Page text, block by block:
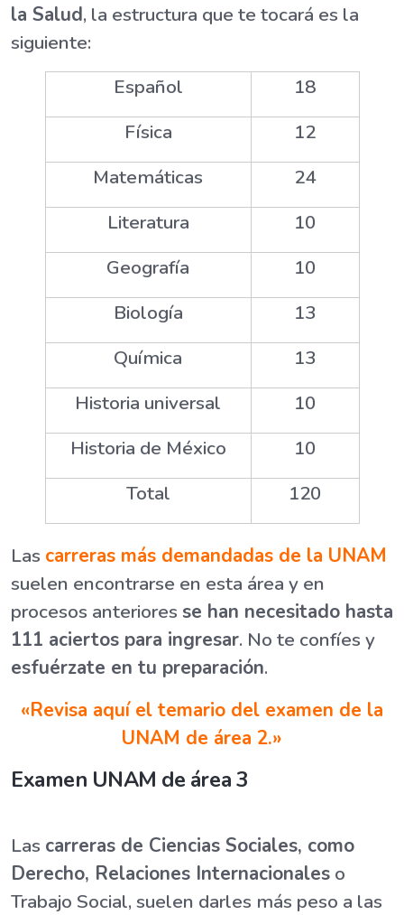
la Salud, la estructura que te tocará es la
siguiente:
Español
18
Física
12
Matemáticas
24
Literatura
10
Geografía
10
Biología
13
Química
13
Historia universal
10
Historia de México
10
Total
120
Las carreras más demandadas de la UNAM
suelen encontrarse en esta área y en
procesos anteriores se han necesitado hasta
111 aciertos para ingresar. No te confíes y
esfuérzate en tu preparación.
«Revisa aquí el temario del examen de la
UNAM de área 2.»
Examen UNAM de área 3
Las carreras de Ciencias Sociales, como
Derecho, Relaciones Internacionales o
Trabajo Social, suelen darles más peso a las